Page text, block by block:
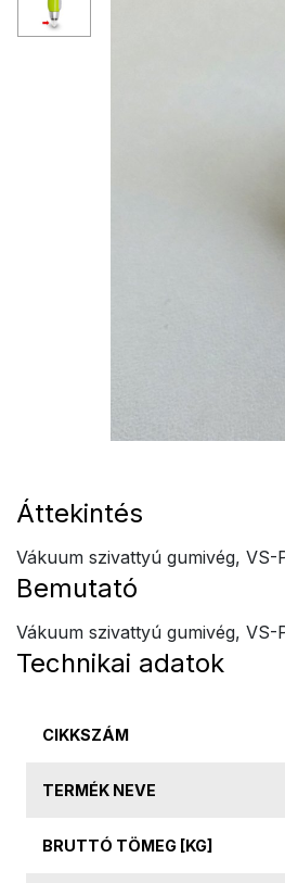
Áttekintés
Vákuum szivattyú gumivég,
Bemutató
Vákuum szivattyú gumivég,
Technikai adatok
CIKKSZÁM
TERMÉK NEVE
BRUTTÓ TÖMEG [KG]